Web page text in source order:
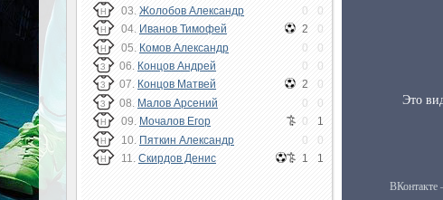
Н 03. Жолобов Александр 0 0
Н 04. Иванов Тимофей 2 0
Н 05. Комов Александр 0 0
З 06. Концов Андрей 0 0
З 07. Концов Матвей 2 0
З 08. Малов Арсений 0 0
Н 09. Мочалов Егор 0 1
Н 10. Пяткин Александр 0 0
Н 11. Скирдов Денис 1 1